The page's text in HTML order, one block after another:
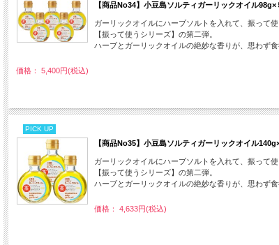
【商品No34】小豆島ソルティガーリックオイル98g×
ガーリックオイルにハーブソルトを入れて、振って
【振って使うシリーズ】の第二弾。
ハーブとガーリックオイルの絶妙な香りが、思わず食
価格： 5,400円(税込)
PICK UP
【商品No35】小豆島ソルティガーリックオイル
ガーリックオイルにハーブソルトを入れて、振って
【振って使うシリーズ】の第二弾。
ハーブとガーリックオイルの絶妙な香りが、思わず食
価格： 4,633円(税込)